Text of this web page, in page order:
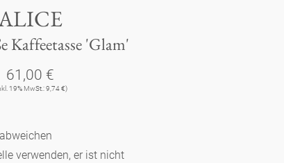
Kaffeetasse 'Glam'
61,00 €
19% MwSt.: 9,74 €)
verwenden, er ist nicht